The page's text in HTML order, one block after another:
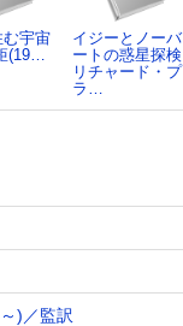
む宇宙
(19…
イジーとノーバ
ートの惑星探検
リチャード・プ
ラ…
)／監訳